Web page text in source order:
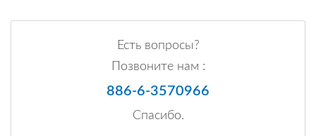
Есть вопросы?
Позвоните нам :
886-6-3570966
Спасибо.